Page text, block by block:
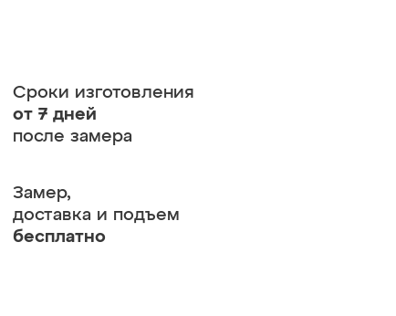
Сроки изготовления
от 7 дней
после замера
Замер,
доставка и подъем
бесплатно